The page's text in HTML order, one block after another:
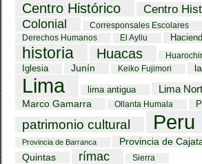
Centro Histórico
Centro
Colonial
Corresponsales Escolares
Derechos Humanos El Ayllu
historia Huacas
Iglesia Junín Keiko Fujimori
Lima lima antigua Lima
Marco Gamarra Ollanta Humala
patrimonio cultural Peru
Provincia de Barranca Provincia de
Quintas rímac Sierra